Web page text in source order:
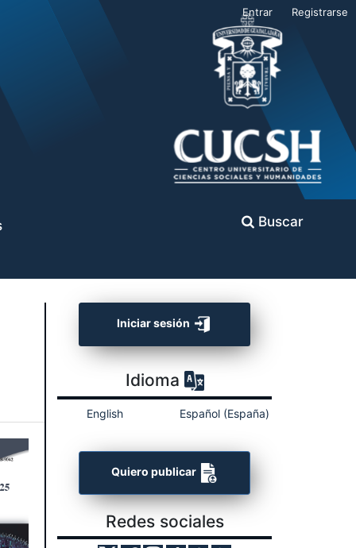
Buscar
Entrar Registrarse
Iniciar sesión
Idioma
English Español (España)
Quiero publicar
Redes sociales